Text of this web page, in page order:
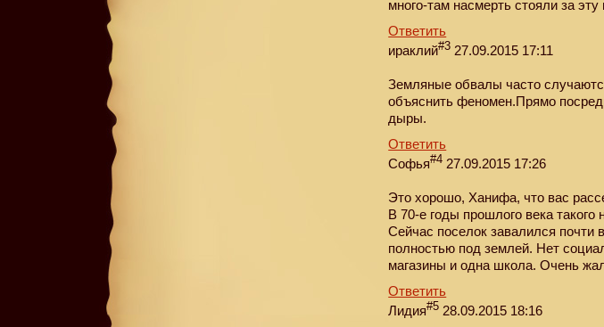
много-там насмерть стояли за эту
Ответить
ираклий#3 27.09.2015 17:11
Земляные обвалы часто
объяснить феномен.Прямо
дыры.
Ответить
Софья#4 27.09.2015 17:26
Это хорошо, Ханифа, что вас
В 70-е годы прошлого века
Сейчас поселок завалился почти
полностью под землей. Нет
магазины и одна школа. Очень
Ответить
Лидия#5 28.09.2015 18:16